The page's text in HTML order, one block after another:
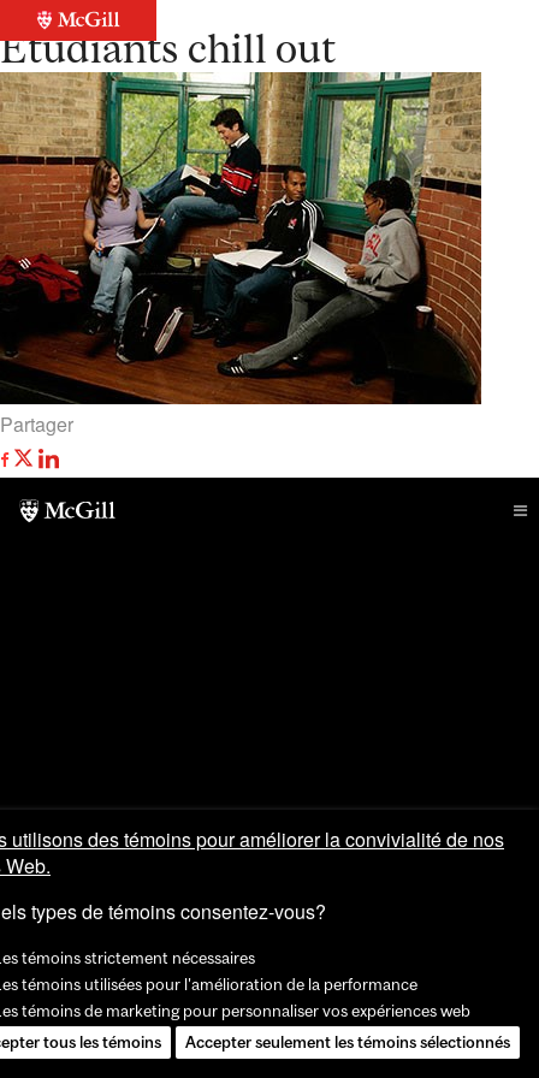
Retour à la liste
Étudiants chill out
Partager
utilisons des témoins pour améliorer la convivialité de nos
types de témoins consentez-vous?
témoins strictement nécessaires
témoins utilisées pour l'amélioration de la performance
témoins de marketing pour personnaliser vos expériences web
tous les témoins
Accepter seulement les témoins sélectionnés